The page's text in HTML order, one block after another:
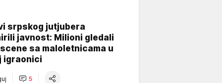
srpskog jutjubera
javnost: Milioni gledali
sa maloletnicama u
igraonici
5